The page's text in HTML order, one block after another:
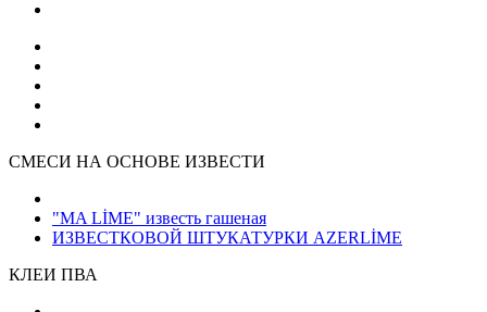
СМЕСИ НА ОСНОВЕ ИЗВЕСТИ
"MA LİME" известь гашеная
ИЗВЕСТКОВОЙ ШТУКАТУРКИ AZERLİME
КЛЕИ ПВА